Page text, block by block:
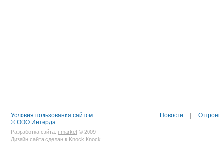
Условия пользования сайтом
© ООО Интерда
Разработка сайта: i-market © 2009
Дизайн сайта сделан в Knock Knock
Новости О